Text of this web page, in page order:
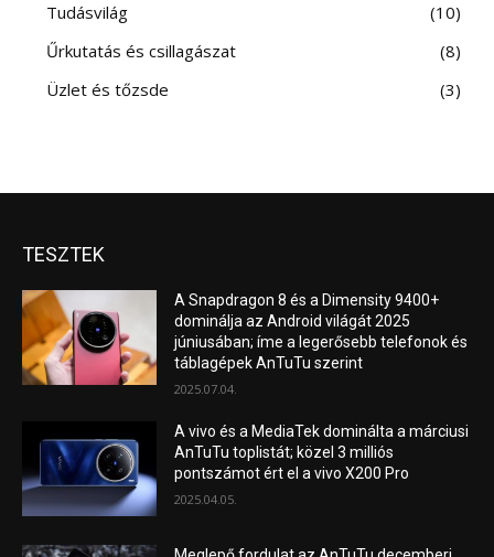
Tudásvilág
10
Űrkutatás és csillagászat
8
Üzlet és tőzsde
3
TESZTEK
A Snapdragon 8 és a Dimensity 9400+
dominálja az Android világát 2025
júniusában; íme a legerősebb telefonok és
táblagépek AnTuTu szerint
2025.07.04.
A vivo és a MediaTek dominálta a márciusi
AnTuTu toplistát; közel 3 milliós
pontszámot ért el a vivo X200 Pro
2025.04.05.